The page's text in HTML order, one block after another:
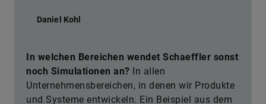
Daniel Kohl
In welchen Bereichen wendet Schaeffler sonst